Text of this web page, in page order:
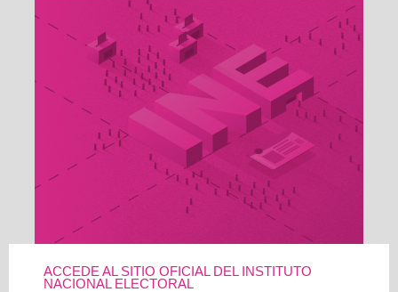
ACCEDE AL SITIO OFICIAL DEL INSTITUTO
NACIONAL ELECTORAL